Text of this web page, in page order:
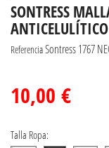
SONTRESS
ReferenciaSontress 1767
10,00 €
Talla Ropa: